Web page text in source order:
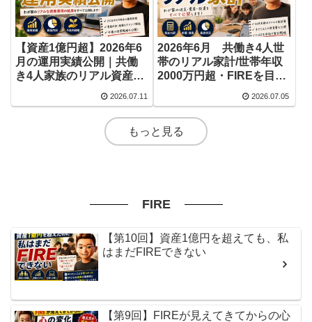
【資産1億円超】2026年6
月の運用実績公開｜共働
き4人家族のリアル資産推
2026.07.11
2026年6月 共働き4人世
帯のリアル家計/世帯年収
2000万円超・FIREを目指
2026.07.05
もっと見る
FIRE
【第10回】資産1億円を超えても、私
はまだFIREできない
【第9回】FIREが見えてきてからの心